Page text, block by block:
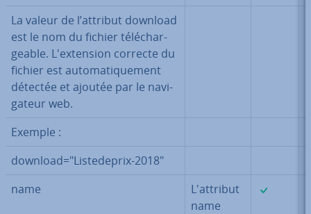
La valeur de l’attribut download
est le nom du fichier té­lé­char­
geable. L'ex­ten­sion correcte du
fichier est au­to­ma­ti­que­ment
détectée et ajoutée par le na­vi­
ga­teur web.
Exemple :
download="Lis­te­de­prix-2018"
name
L'at­tri­but
name